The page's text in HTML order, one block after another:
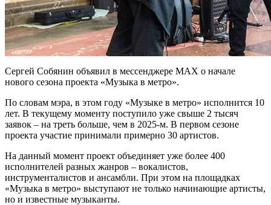
Сергей Собянин объявил в мессенджере MAX о начале
нового сезона проекта «Музыка в метро».
По словам мэра, в этом году «Музыке в метро» исполнится 10
лет. В текущему моменту поступило уже свыше 2 тысяч
заявок – на треть больше, чем в 2025-м. В первом сезоне
проекта участие принимали примерно 30 артистов.
На данный момент проект объединяет уже более 400
исполнителей разных жанров – вокалистов,
инструменталистов и ансамбли. При этом на площадках
«Музыка в метро» выступают не только начинающие артисты,
но и известные музыканты.